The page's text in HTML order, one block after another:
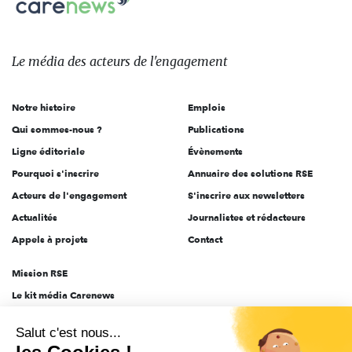
sur:
Le
des
l'engagement
Le média des acteurs de l'engagement
Notre histoire
Qui sommes-nous ?
Ligne éditoriale
Pourquoi s'inscrire
Acteurs de l'engagement
Actualités
Appels à projets
Emplois
Publications
Évènements
Annuaire des solutions RSE
S'inscrire aux newsletters
Journalistes et rédacteurs
Contact
Mission RSE
Le kit média Carenews
AEF info
Salut c'est nous...